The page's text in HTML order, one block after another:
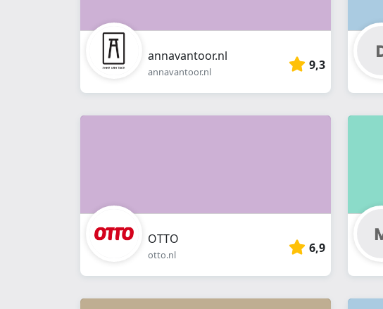
annavantoor.nl
annavantoor.nl 9,3
OTTO
otto.nl 6,9